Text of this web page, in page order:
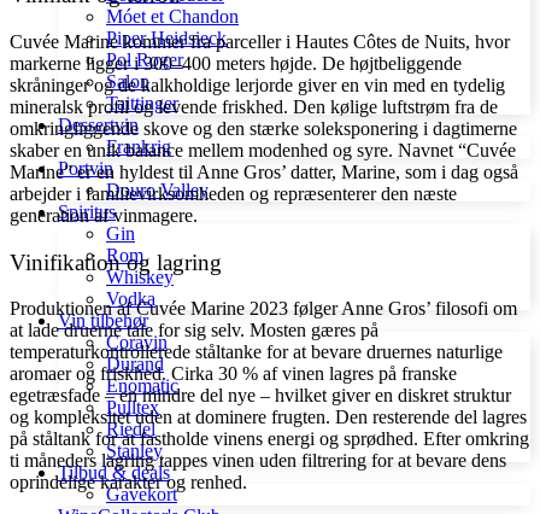
Móet et Chandon
Piper Heidsieck
Pol Roger
Salon
Taittinger
Dessertvin
Frankrig
Portvin
Douro Valley
Spiritus
Gin
Rom
Whiskey
Vodka
Vin tilbehør
Coravin
Durand
Enomatic
Pulltex
Riedel
Stanley
Tilbud & deals
Gavekort
Cuvée Marine kommer fra parceller i Hautes Côtes de Nuits, hvor
markerne ligger i 300–400 meters højde. De højtbeliggende
skråninger og de kalkholdige lerjorde giver en vin med en tydelig
mineralsk profil og levende friskhed. Den kølige luftstrøm fra de
omkringliggende skove og den stærke soleksponering i dagtimerne
skaber en unik balance mellem modenhed og syre. Navnet “Cuvée
Marine” er en hyldest til Anne Gros’ datter, Marine, som i dag også
arbejder i familievirksomheden og repræsenterer den næste
generation af vinmagere.
Vinifikation og lagring
Produktionen af Cuvée Marine 2023 følger Anne Gros’ filosofi om
at lade druerne tale for sig selv. Mosten gæres på
temperaturkontrollerede ståltanke for at bevare druernes naturlige
aromaer og friskhed. Cirka 30 % af vinen lagres på franske
egetræsfade – en mindre del nye – hvilket giver en diskret struktur
og kompleksitet uden at dominere frugten. Den resterende del lagres
på ståltank for at fastholde vinens energi og sprødhed. Efter omkring
ti måneders lagring tappes vinen uden filtrering for at bevare dens
oprindelige karakter og renhed.